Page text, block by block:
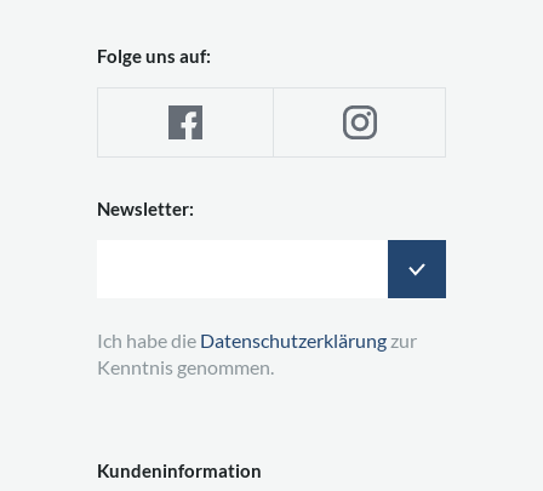
Kundeninformation
Folge uns auf:
Newsletter:
Ich habe die Datenschutzerklärung zur
Kenntnis genommen.